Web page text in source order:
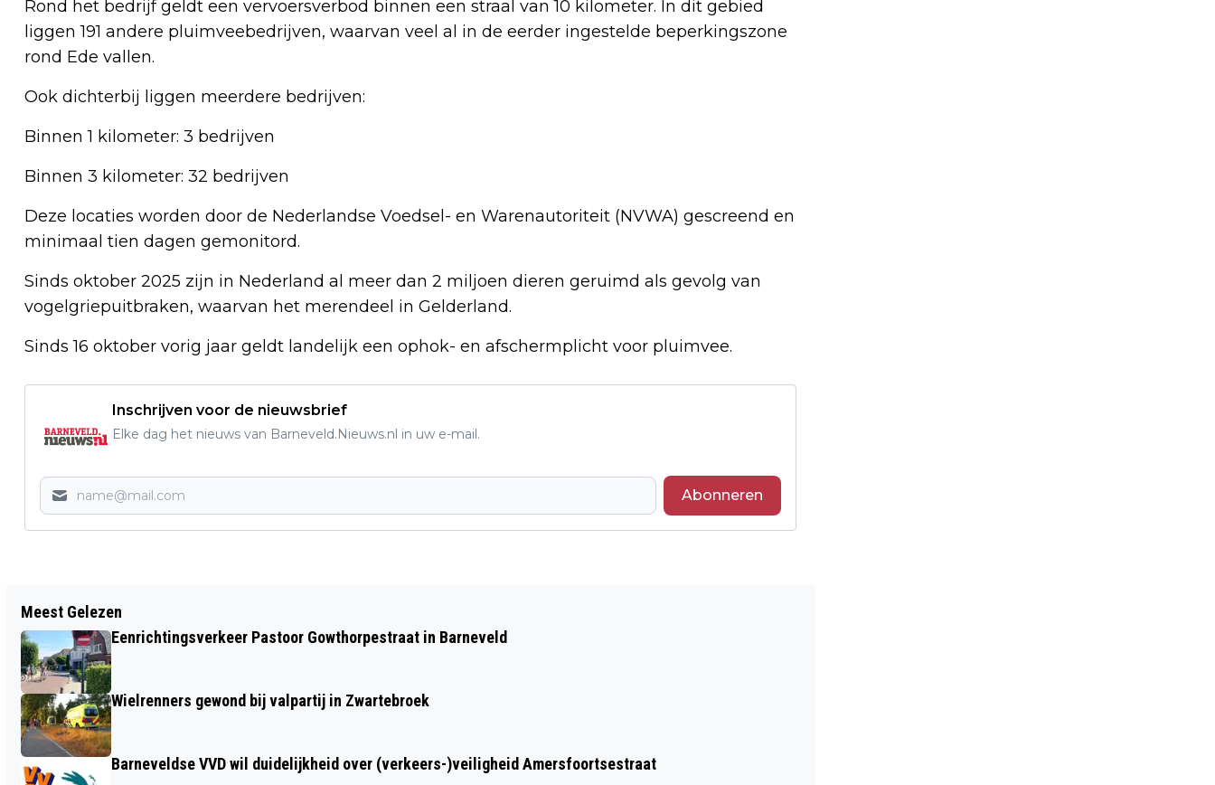
Rond het bedrijf geldt een vervoersverbod binnen een straal van 10 kilometer. In dit gebied
liggen 191 andere pluimveebedrijven, waarvan veel al in de eerder ingestelde beperkingszone
rond Ede vallen.
Ook dichterbij liggen meerdere bedrijven:
Binnen 1 kilometer: 3 bedrijven
Binnen 3 kilometer: 32 bedrijven
Deze locaties worden door de Nederlandse Voedsel- en Warenautoriteit (NVWA) gescreend en
minimaal tien dagen gemonitord.
Sinds oktober 2025 zijn in Nederland al meer dan 2 miljoen dieren geruimd als gevolg van
vogelgriepuitbraken, waarvan het merendeel in Gelderland.
Sinds 16 oktober vorig jaar geldt landelijk een ophok- en afschermplicht voor pluimvee.
Inschrijven voor de nieuwsbrief
Elke dag het nieuws van Barneveld.Nieuws.nl in uw e-mail.
Abonneren
WINTERWANDELING: IS HET VOORJAAR
AL TE ZIEN AAN BOMEN EN STRUIKEN?
PRATEN’ GEOPEND
Meest Gelezen
Eenrichtingsverkeer Pastoor Gowthorpestraat in Barneveld
Wielrenners gewond bij valpartij in Zwartebroek
Barneveldse VVD wil duidelijkheid over (verkeers-)veiligheid Amersfoortsestraat